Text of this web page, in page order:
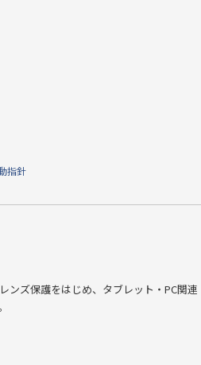
ア（光沢）、右：アンチグレア（反
社製の強化ガラ
AGC社製のソーダライム強化ガラスを
てお使いいただけます。
指針
ンズ保護をはじめ、タブレット・PC関連